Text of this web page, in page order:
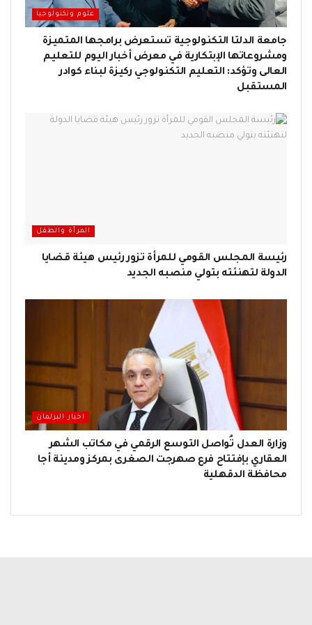
علوم وتكنولوجيا
جامعة الدلتا التكنولوجية تستعرض برامجها المتميزة
ومشروعاتها الإبتكارية في معرض أخبار اليوم للتعليم
العالى وتؤكد: التعليم التكنولوجي ركيزة لبناء كوادر
المستقبل
المرأة والطفل
رئيسة المجلس القومي للمرأة تزور رئيس هيئة قضايا
الدولة لتهنئته بتولي منصبه الجديد
اخبار البرلمان
وزارة العدل تُواصل التوسع الرقمي في مكاتب الشهر
العقاري بإفتتاح فرع صهرجت الصغرى بمركز ومدينة أجا
محافظة الدقهلية